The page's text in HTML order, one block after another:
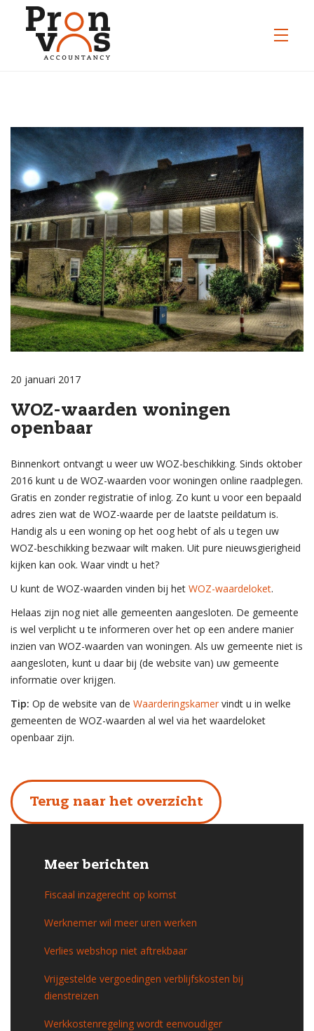
20 januari 2017
WOZ-waarden woningen
openbaar
Binnenkort ontvangt u weer uw WOZ-beschikking. Sinds oktober
2016 kunt u de WOZ-waarden voor woningen online raadplegen.
Gratis en zonder registratie of inlog. Zo kunt u voor een bepaald
adres zien wat de WOZ-waarde per de laatste peildatum is.
Handig als u een woning op het oog hebt of als u tegen uw
WOZ-beschikking bezwaar wilt maken. Uit pure nieuwsgierigheid
kijken kan ook. Waar vindt u het?
U kunt de WOZ-waarden vinden bij het WOZ-waardeloket.
Helaas zijn nog niet alle gemeenten aangesloten. De gemeente
is wel verplicht u te informeren over het op een andere manier
inzien van WOZ-waarden van woningen. Als uw gemeente niet is
aangesloten, kunt u daar bij (de website van) uw gemeente
informatie over krijgen.
Tip: Op de website van de Waarderingskamer vindt u in welke
gemeenten de WOZ-waarden al wel via het waardeloket
openbaar zijn.
Terug naar het overzicht
Meer berichten
Fiscaal inzagerecht op komst
Werknemer wil meer uren werken
Verlies webshop niet aftrekbaar
Vrijgestelde vergoedingen verblijfskosten bij
dienstreizen
Werkkostenregeling wordt eenvoudiger